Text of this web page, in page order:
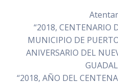
“2018, CENTENARIO
MUNICIPIO DE
ANIVERSARIO DEL
“2018, AÑO DEL